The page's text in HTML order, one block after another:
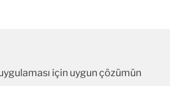
için uygun çözümün